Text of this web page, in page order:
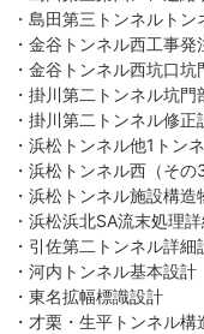
・島田第三トンネルト
・金谷トンネル西工事
・金谷トンネル西坑口坑
・掛川第二トンネル坑門
・掛川第二トンネル修正
・浜松トンネル他1トン
・浜松トンネル西（そ
・浜松トンネル施設構造
・浜松浜北SA流末処理
・引佐第二トンネル詳細
・河内トンネル基本設計
・東名拡幅標識設計
・才栗・生平トンネル構